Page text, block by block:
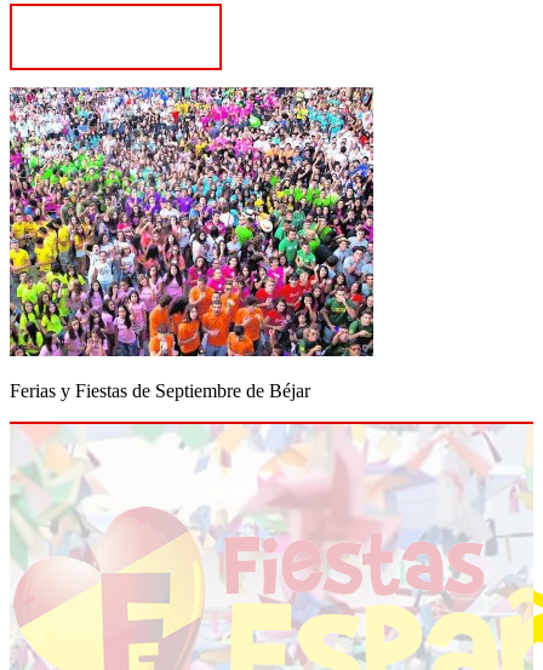
Ferias y Fiestas de Septiembre de Béjar